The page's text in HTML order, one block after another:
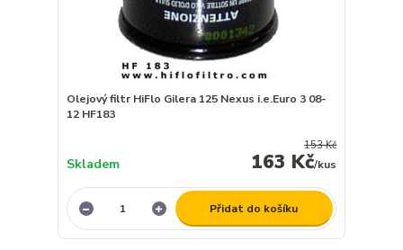
Olejový filtr HiFlo Gilera 125 Nexus i.e.Euro 3 08-
12 HF183
153 Kč
163 Kč/kus
Skladem
Přidat do košíku